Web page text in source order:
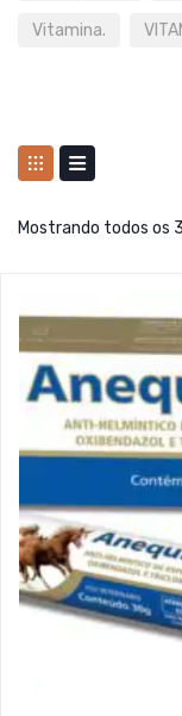
Vitamina.
Mostrando todos os